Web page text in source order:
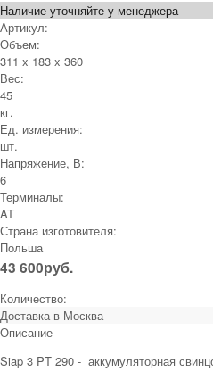
Наличие уточняйте у менеджера
Артикул:
Объем:
311 x 183 x 360
Вес:
45
кг.
Ед. измерения:
шт.
Напряжение, В:
6
Терминалы:
AT
Страна изготовителя:
Польша
43 600руб.
Количество:
Доставка в Москва
Описание
Siap 3 PT 290 - аккумуляторная